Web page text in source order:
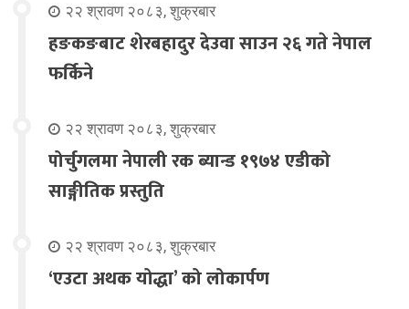
२२ श्रावण २०८३, शुक्रबार
हङकङबाट शेरबहादुर देउवा साउन २६ गते नेपाल
फर्किने
२२ श्रावण २०८३, शुक्रबार
पोर्चुगलमा नेपाली रक ब्यान्ड १९७४ एडीको
साङ्गीतिक प्रस्तुति
२२ श्रावण २०८३, शुक्रबार
‘एउटा अथक योद्धा’ को लोकार्पण